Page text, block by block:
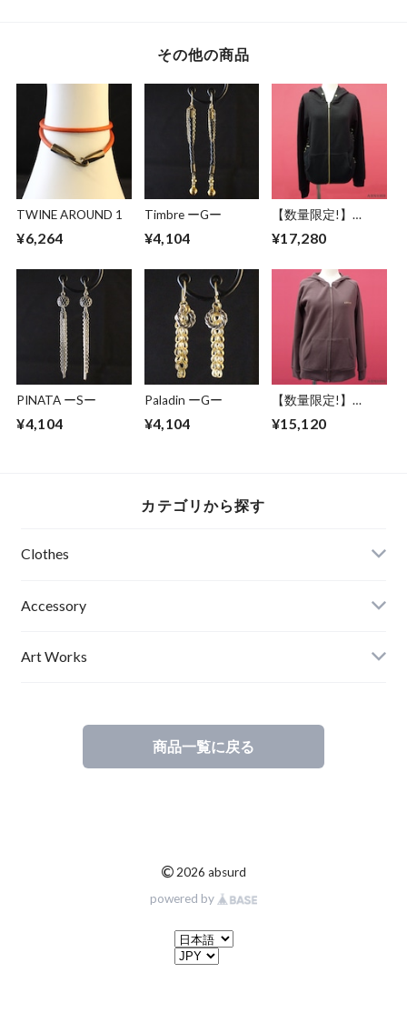
その他の商品
TWINE AROUND 1
¥6,264
Timbre ーGー
¥4,104
【数量限定!】
両サイド レース ベ
フード アブサード
VENTILATION
¥17,280
PINATA ーSー
¥4,104
Paladin ーGー
¥4,104
【数量限定!】
前開き 龍 ガンメタ
¥15,120
カテゴリから探す
Clothes
Mens
Ladies
Accessory
Art Works
商品一覧に戻る
© 2026 absurd
powered by